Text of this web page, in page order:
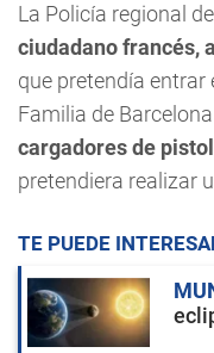
La Policía regional
ciudadano francés,
que pretendía entrar
Familia de
cargadores de
pretendiera realizar
TE PUEDE